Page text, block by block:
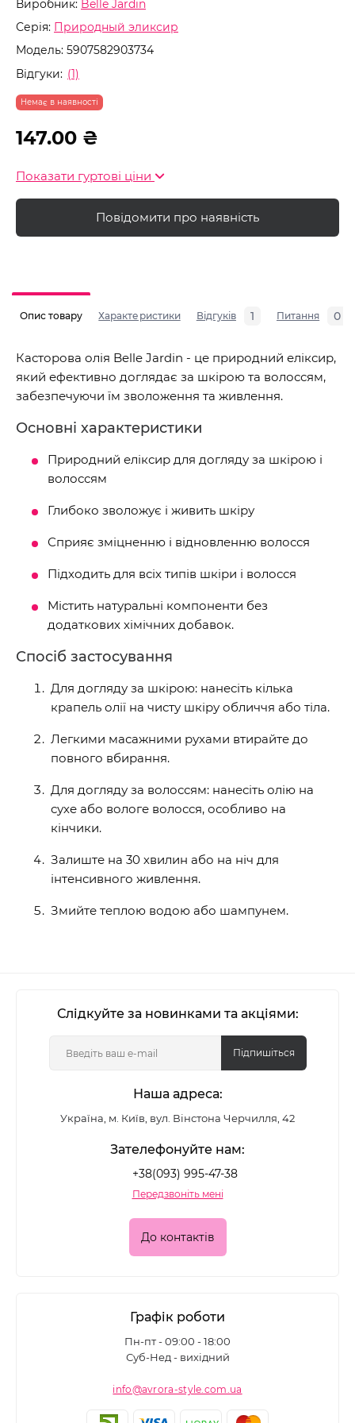
Виробник: Belle Jardin
Серія: Природный эликсир
Модель: 5907582903734
Відгуки: (1)
Немає в наявності
147.00 ₴
Показати гуртові ціни
Повідомити про наявність
Опис товару Характеристики Відгуків 1 Питання 0
Касторова олія Belle Jardin - це природний еліксир,
який ефективно доглядає за шкірою та волоссям,
забезпечуючи їм зволоження та живлення.
Основні характеристики
Природний еліксир для догляду за шкірою і
волоссям
Глибоко зволожує і живить шкіру
Сприяє зміцненню і відновленню волосся
Підходить для всіх типів шкіри і волосся
Містить натуральні компоненти без
додаткових хімічних добавок.
Спосіб застосування
Для догляду за шкірою: нанесіть кілька
крапель олії на чисту шкіру обличчя або тіла.
Легкими масажними рухами втирайте до
повного вбирання.
Для догляду за волоссям: нанесіть олію на
сухе або вологе волосся, особливо на
кінчики.
Залиште на 30 хвилин або на ніч для
інтенсивного живлення.
Змийте теплою водою або шампунем.
Слідкуйте за новинками та акціями:
Підпишіться
Наша адреса:
Україна, м. Київ, вул. Вінстона Черчилля, 42
Зателефонуйте нам:
+38(093) 995-47-38
Передзвоніть мені
До контактів
Графік роботи
Пн-пт - 09:00 - 18:00
Суб-Нед - вихідний
info@avrora-style.com.ua